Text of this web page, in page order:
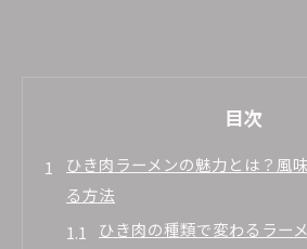
目次
ひき肉ラーメンの魅力とは？風
る方法
ひき肉の種類で変わるラー